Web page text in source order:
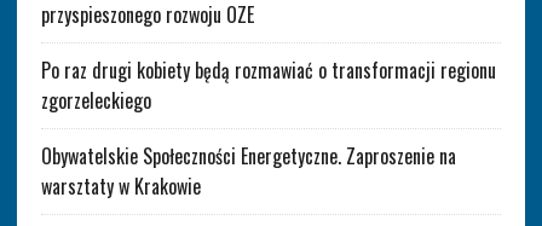
przyspieszonego rozwoju OZE
Po raz drugi kobiety będą rozmawiać o transformacji regionu
zgorzeleckiego
Obywatelskie Społeczności Energetyczne. Zaproszenie na
warsztaty w Krakowie